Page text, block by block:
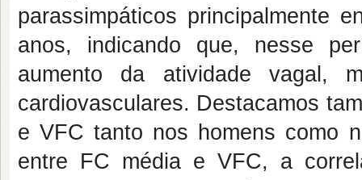
parassimpáticos principalmente
anos, indicando que, nesse
aumento da atividade vagal,
cardiovasculares. Destacamos
e VFC tanto nos homens como
entre FC média e VFC, a